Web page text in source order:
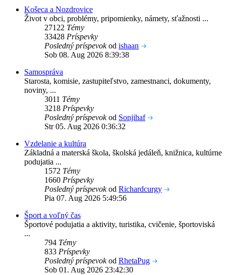
Košeca a Nozdrovice
Život v obci, problémy, pripomienky, námety, sťažnosti ...
27122 Témy
33428 Príspevky
Posledný príspevokod ishaan
Sob 08. Aug 2026 8:39:38
Samospráva
Starosta, komisie, zastupiteľstvo, zamestnanci, dokumenty,
noviny, ...
3011 Témy
3218 Príspevky
Posledný príspevokod Sonjihaf
Str 05. Aug 2026 0:36:32
Vzdelanie a kultúra
Základná a materská škola, školská jedáleň, knižnica, kultúrne
podujatia ...
1572 Témy
1660 Príspevky
Posledný príspevokod Richardcurgy
Pia 07. Aug 2026 5:49:56
Šport a voľný čas
Športové podujatia a aktivity, turistika, cvičenie, športoviská
...
794 Témy
833 Príspevky
Posledný príspevokod RhetaPug
Sob 01. Aug 2026 23:42:30